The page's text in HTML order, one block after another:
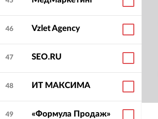
46 Vzlet Agency
47 SEO.RU
48 ИТ МАКСИМА
49 «Формула Продаж»